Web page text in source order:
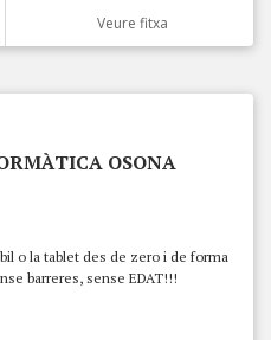
Veure fitxa
OSONA
o la tablet des de zero i de forma
barreres, sense EDAT!!!